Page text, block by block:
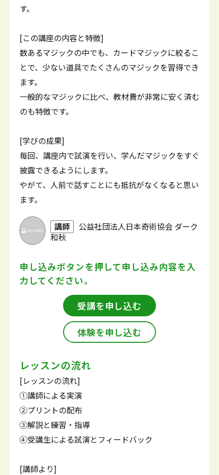
す。
[この講座の内容と特徴]
数あるマジックの中でも、カードマジックに絞るこ
とで、少ない道具でたくさんのマジックを習得でき
ます。
一般的なマジックに比べ、教材費が非常に安く済む
のも特徴です。
[学びの成果]
毎回、講座内で試演を行い、学んだマジックをすぐ
披露できるようにします。
やがて、人前で話すことにも抵抗がなくなると思い
ます。
講師
公益社団法人日本奇術協会 ダーク
和秋
申し込みボタンを押して申し込み内容を入
力してください。
受講を申し込む
体験を申し込む
レッスンの流れ
[レッスンの流れ]
①講師による実演
②プリントの配布
③解説と練習・指導
④受講生による試演とフィードバック
[講師より]